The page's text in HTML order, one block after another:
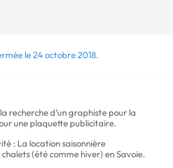
le 24 octobre 2018.
recherche d’un graphiste pour la
une plaquette publicitaire.
: La location saisonnière
(été comme hiver) en Savoie.